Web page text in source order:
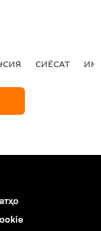
СИЁСАТ